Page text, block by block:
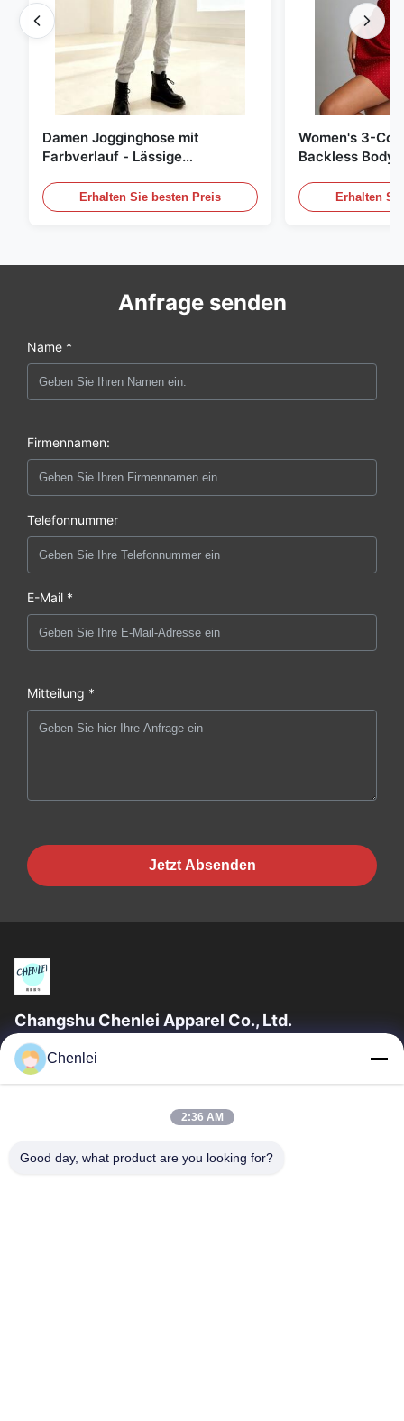
Damen Jogginghose mit
Farbverlauf - Lässige
Erhalten Sie besten Preis
Women's 3-
Backless
Erhalten
Anfrage senden
Name *
Firmennamen:
Telefonnummer
E-Mail *
Mitteilung *
Jetzt Absenden
Changshu Chenlei Apparel Co., Ltd.
CHANGSHU CHENLEI APPAREL CO., LTD Unsere Fabrik wurde
2011 gegründet und befindet sich in der Stadt Suzhou, Provinz
Schnelle Verbindungen
Startseite
Produkte
Chenlei
2:36 AM
Good day, what product are you looking for?